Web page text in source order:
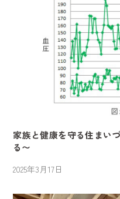
家族と健康を守る住まい
る〜
2025年3月17日